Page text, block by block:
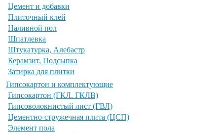
Цемент и добавки
Плиточный клей
Наливной пол
Шпатлевка
Штукатурка, Алебастр
Керамзит, Подсыпка
Затирка для плитки
Гипсокартон и комплектующие
Гипсокартон (ГКЛ. ГКЛВ)
Гипсоволокнистый лист (ГВЛ)
Цементно-стружечная плита (ЦСП)
Элемент пола